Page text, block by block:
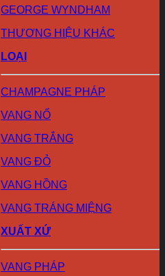
GEORGE WYNDHAM
THƯƠNG HIỆU KHÁC
LOẠI
CHAMPAGNE PHÁP
VANG NỔ
VANG TRẮNG
VANG ĐỎ
VANG HỒNG
VANG TRÁNG MIỆNG
XUẤT XỨ
VANG PHÁP